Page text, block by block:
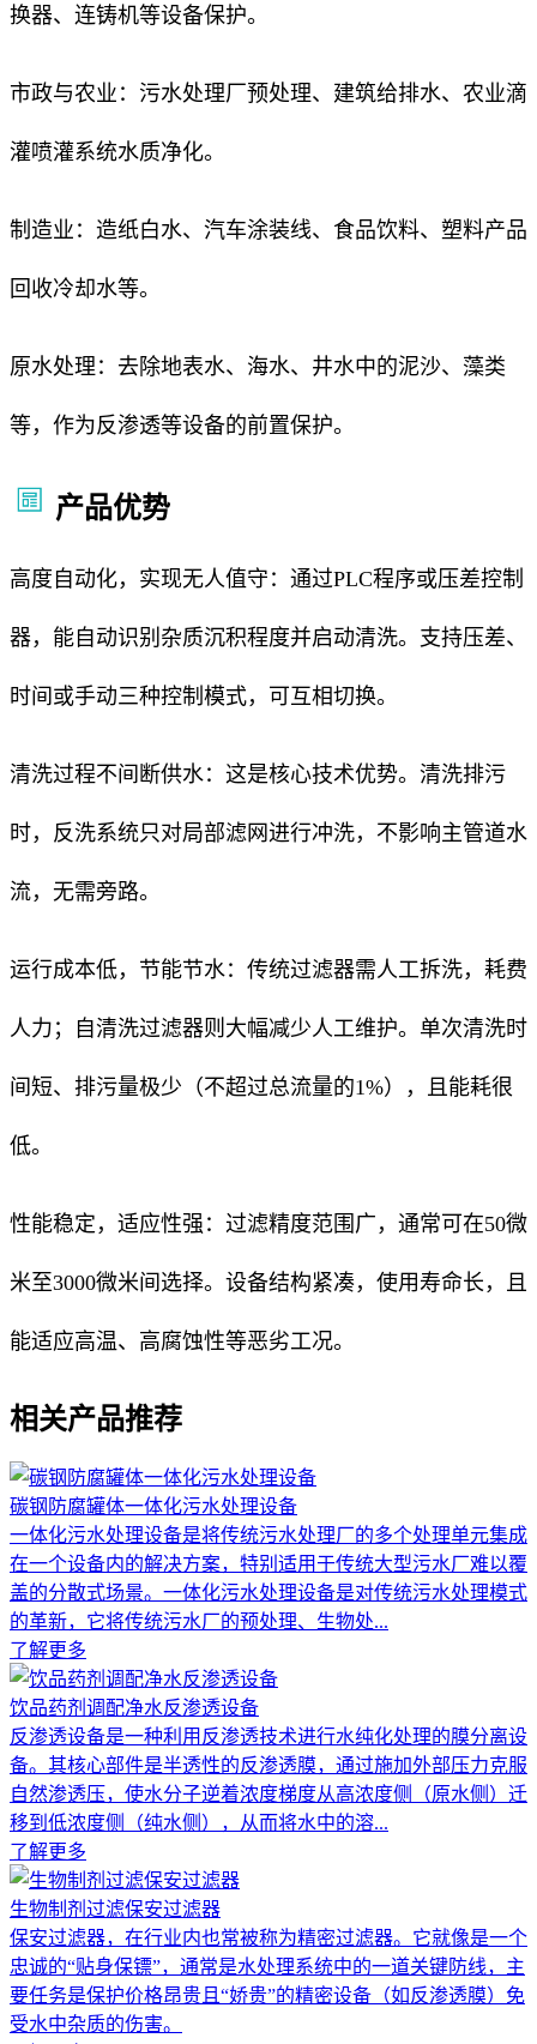
换器、连铸机等设备保护。
市政与农业：污水处理厂预处理、建筑给排水、农业滴
灌喷灌系统水质净化。
制造业：造纸白水、汽车涂装线、食品饮料、塑料产品
回收冷却水等。
原水处理：去除地表水、海水、井水中的泥沙、藻类
等，作为反渗透等设备的前置保护。
产品优势
高度自动化，实现无人值守：通过PLC程序或压差控制
器，能自动识别杂质沉积程度并启动清洗。支持压差、
时间或手动三种控制模式，可互相切换。
清洗过程不间断供水：这是核心技术优势。清洗排污
时，反洗系统只对局部滤网进行冲洗，不影响主管道水
流，无需旁路。
运行成本低，节能节水：传统过滤器需人工拆洗，耗费
人力；自清洗过滤器则大幅减少人工维护。单次清洗时
间短、排污量极少（不超过总流量的1%），且能耗很
低。
性能稳定，适应性强：过滤精度范围广，通常可在50微
米至3000微米间选择。设备结构紧凑，使用寿命长，且
能适应高温、高腐蚀性等恶劣工况。
相关产品推荐
碳钢防腐罐体一体化污水处理设备
一体化污水处理设备是将传统污水处理厂的多个处理单元集成
在一个设备内的解决方案，特别适用于传统大型污水厂难以覆
盖的分散式场景。一体化污水处理设备是对传统污水处理模式
的革新，它将传统污水厂的预处理、生物处...
了解更多
饮品药剂调配净水反渗透设备
反渗透设备是一种利用反渗透技术进行水纯化处理的膜分离设
备。其核心部件是半透性的反渗透膜，通过施加外部压力克服
自然渗透压，使水分子逆着浓度梯度从高浓度侧（原水侧）迁
移到低浓度侧（纯水侧），从而将水中的溶...
了解更多
生物制剂过滤保安过滤器
保安过滤器，在行业内也常被称为精密过滤器。它就像是一个
忠诚的“贴身保镖”，通常是水处理系统中的一道关键防线，主
要任务是保护价格昂贵且“娇贵”的精密设备（如反渗透膜）免
受水中杂质的伤害。